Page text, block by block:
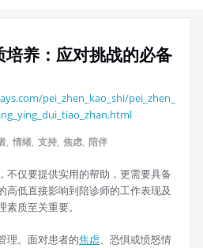
养：应对挑战的必备
pei_zhen_kao_shi/pei_zhen_
, 情绪, 支持, 焦虑, 陪伴
不仅要提供实用的帮助，更需要具备
高低直接影响到陪诊师的工作表现及
质至关重要。
理。面对患者的焦虑、恐惧或愤怒情